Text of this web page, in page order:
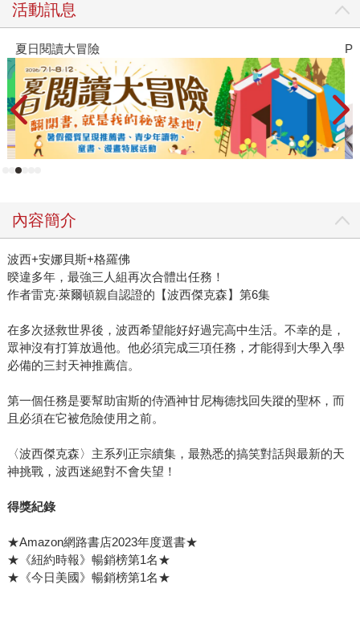
活動訊息
夏日閱讀大冒險
內容簡介
波西+安娜貝斯+格羅佛
暌違多年，最強三人組再次合體出任務！
作者雷克‧萊爾頓親自認證的【波西傑克森】第6集
在多次拯救世界後，波西希望能好好過完高中生活。不幸的是，
眾神沒有打算放過他。他必須完成三項任務，才能得到大學入學
必備的三封天神推薦信。
第一個任務是要幫助宙斯的侍酒神甘尼梅德找回失蹤的聖杯，而
且必須在它被危險使用之前。
〈波西傑克森〉主系列正宗續集，最熟悉的搞笑對話與最新的天
神挑戰，波西迷絕對不會失望！
得獎紀錄
★Amazon網路書店2023年度選書★
★《紐約時報》暢銷榜第1名★
★《今日美國》暢銷榜第1名★